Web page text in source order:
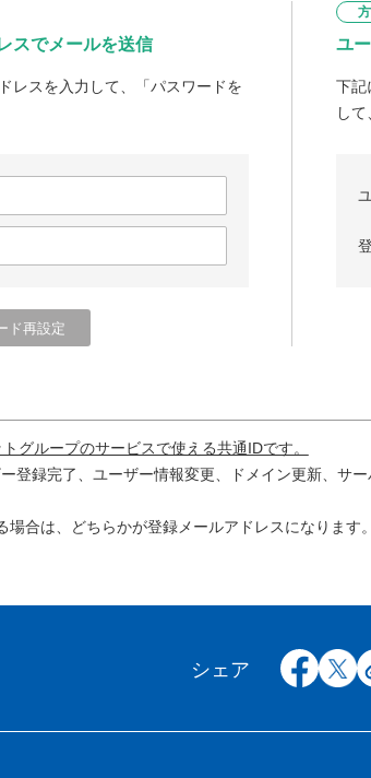
スでメールを送信
レスを入力して、「パスワードを
ユ
下記
し
グループのサービスで使える共通IDです。
登録完了、ユーザー情報変更、ドメイン更新、サ
合は、どちらかが登録メールアドレスになります。
シェア x